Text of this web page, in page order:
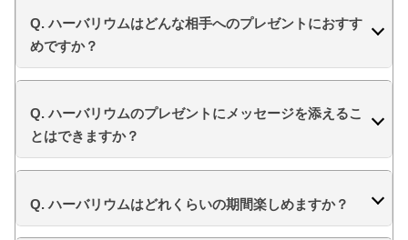
Q. ハーバリウムはどんな相手へのプレゼントにおすす
めですか？
Q. ハーバリウムのプレゼントにメッセージを添えるこ
とはできますか？
Q. ハーバリウムはどれくらいの期間楽しめますか？